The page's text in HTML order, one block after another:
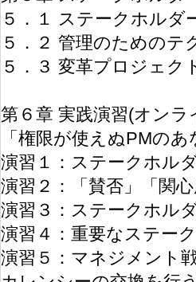
５．１ ステークホルダ
５．２ 管理のためのテ
５．３ 変革プロジェク
第６章 実践演習(オンラ
「権限が使えぬPMの
演習１：ステークホル
演習２：「賛否」「関
演習３：ステークホル
演習４：重要なステー
演習５：マネジメント